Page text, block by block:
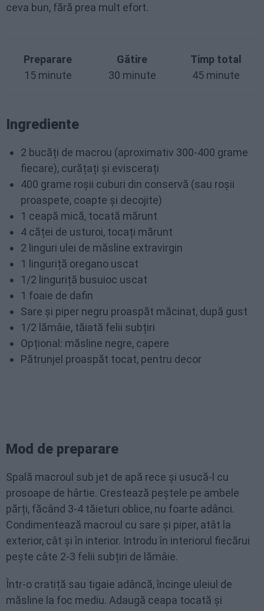
ceva bun, fără prea mult efort.
Preparare
15 minute
Gătire
30 minute
Timp total
45 minute
Ingrediente
2 bucăți de macrou (aproximativ 300-400 grame
fiecare), curățați și eviscerați
400 grame roșii cuburi din conservă (sau roșii
proaspete, coapte și decojite)
1 ceapă mică, tocată mărunt
4 căței de usturoi, tocați mărunt
2 linguri ulei de măsline extravirgin
1 linguriță oregano uscat
1/2 linguriță busuioc uscat
1 foaie de dafin
Sare și piper negru proaspăt măcinat, după gust
1/2 lămâie, tăiată felii subțiri
Opțional: măsline negre, capere
Pătrunjel proaspăt tocat, pentru decor
Mod de preparare
Spală macroul sub jet de apă rece și usucă-l cu
prosoape de hârtie. Crestează peștele pe ambele
părți, făcând 3-4 tăieturi oblice, nu foarte adânci.
Condimentează macroul cu sare și piper, atât la
exterior, cât și în interior. Introdu în interiorul fiecărui
pește câte 2-3 felii subțiri de lămâie.
Într-o cratiță sau tigaie adâncă, încinge uleiul de
măsline la foc mediu. Adaugă ceapa tocată și